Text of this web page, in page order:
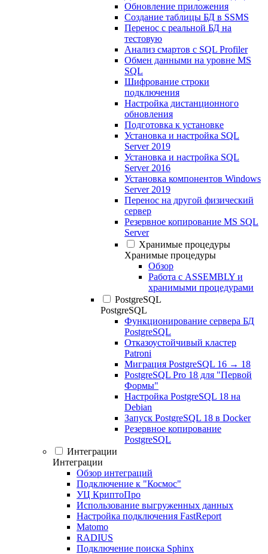
Обновление приложения
Создание таблицы БД в SSMS
Перенос с реальной БД на
тестовую
Анализ смартов с SQL Profiler
Обмен данными на уровне MS
SQL
Шифрование строки
подключения
Настройка дистанционного
обновления
Подготовка к установке
Установка и настройка SQL
Server 2019
Установка и настройка SQL
Server 2016
Установка компонентов Windows
Server 2019
Перенос на другой физический
сервер
Резервное копирование MS SQL
Server
Хранимые процедуры
Хранимые процедуры
Обзор
Работа с ASSEMBLY и
хранимыми процедурами
PostgreSQL
PostgreSQL
Функционирование сервера БД
PostgreSQL
Отказоустойчивый кластер
Patroni
Миграция PostgreSQL 16 → 18
PostgreSQL Pro 18 для "Первой
Формы"
Настройка PostgreSQL 18 на
Debian
Запуск PostgreSQL 18 в Docker
Резервное копирование
PostgreSQL
Интеграции
Интеграции
Обзор интеграций
Подключение к "Космос"
УЦ КриптоПро
Использование выгруженных данных
Настройка подключения FastReport
Matomo
RADIUS
Подключение поиска Sphinx